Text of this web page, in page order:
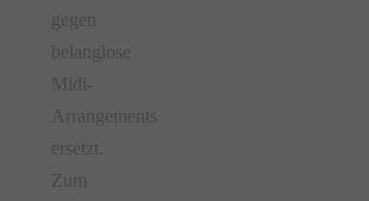
gegen
belanglose
Midi-
Arrangements
ersetzt.
Zum